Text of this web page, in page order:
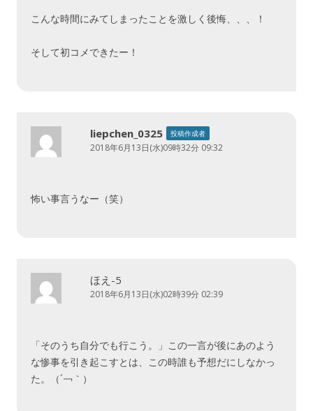
こんな時間にみてしまったことを激しく後悔、、、！
そして初コメできたー！
liepchen_0325 投稿作成者
2018年6月13日(水)09時32分 09:32
怖い事言うなー（笑）
ほえ-5
2018年6月13日(水)02時39分 02:39
「そのうち自分でも行こう。」この一言が後にあのよう
な惨事を引き起こすとは、この時誰も予想だにしなかっ
た。（´￢｀）